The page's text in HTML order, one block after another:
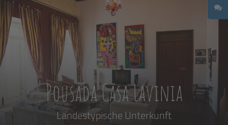
Pousada Casa Lavinia
Landestypische Unterkunft